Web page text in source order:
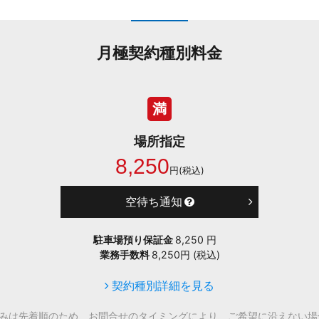
月極契約種別料金
満
場所指定
8,250円(税込)
空待ち通知
駐車場預り保証金 8,250 円
業務手数料 8,250円 (税込)
契約種別詳細を見る
は先着順のため、お問合せのタイミングにより、ご希望に沿えない場